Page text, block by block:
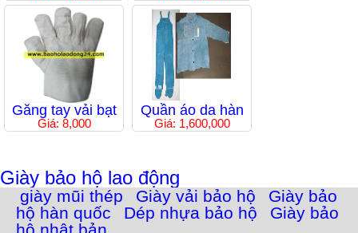
Găng tay vải bạt
Giá: 8,000
Quần áo da hàn
Giá: 1,600,000
Giày bảo hộ lao động
giày mũi thép Giày vải bảo hộ
Giày bảo
hộ hàn quốc
Dép nhựa bảo hộ
Giày bảo